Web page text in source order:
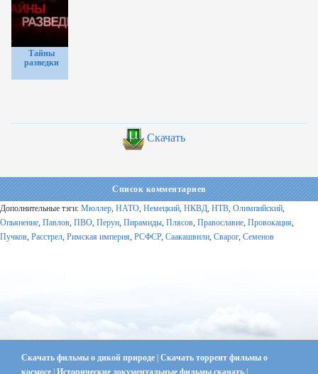
Тайны
разведки
Скачать
Список комментариев
Дополнительные тэги: Мюллер, НАТО, Немецкий, НКВД, НТВ, Олимпийский,
Опьянение, Павлов, ПВО, Перун, Пирамиды, Плясов, Православие, Провокация,
Пучков, Расстрел, Римская империя, РСФСР, Саакашвили, Сварог, Семенов
Скачать фильмы о дикой природе Скачать торрент фильмы о
космосе Исторические документальные фильмы скачать